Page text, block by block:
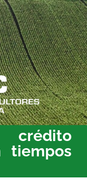
tiempos